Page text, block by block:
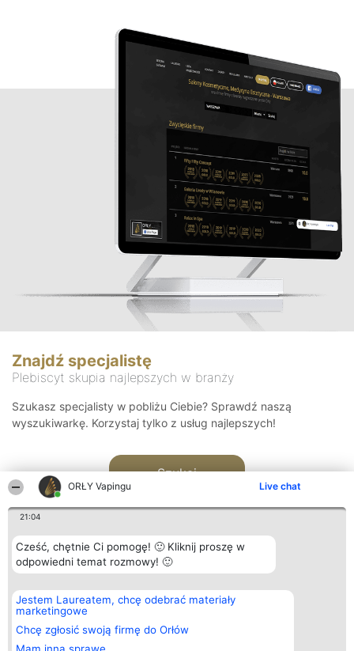
ORŁY Vapingu Live chat
21:04
Cześć, chętnie Ci pomogę! 🙂 Kliknij proszę w
odpowiedni temat rozmowy! 🙂
Jestem Laureatem, chcę odebrać materiały
marketingowe
Chcę zgłosić swoją firmę do Orłów
Znajdź specjalistę
Plebiscyt skupia najlepszych w branży
Szukasz specjalisty w pobliżu Ciebie? Sprawdź naszą
wyszukiwarkę. Korzystaj tylko z usług najlepszych!
Szukaj
Organizator plebiscytu
Bright Side Solutions sp. z o.
o. sp. k.
ul. Ruska 22
Wrocław 50-079
KRS 0000749100 | Regon
Plebiscyt
Laureaci
wszystkich
Laureatów
Kontakt
Kontakt